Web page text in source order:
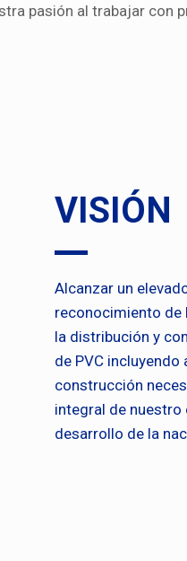
pasión al trabajar con
VISIÓN
Alcanzar un
reconocimiento de
la distribución y
de PVC
construcción
integral de nuestro
desarrollo de la